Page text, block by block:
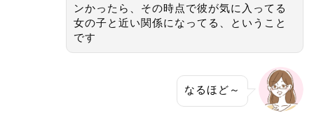
ンかったら、その時点で彼が気に入ってる
女の子と近い関係になってる、ということ
です
なるほど～